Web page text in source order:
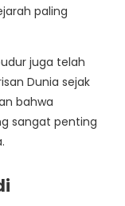
paling
juga telah
Dunia sejak
bahwa
sangat penting